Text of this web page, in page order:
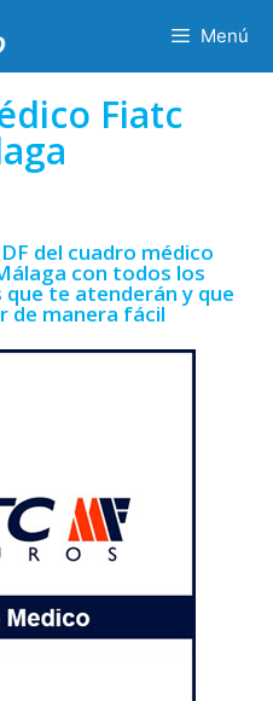
Menú
Fiatc
del cuadro médico
con todos los
te atenderán y que
de manera fácil